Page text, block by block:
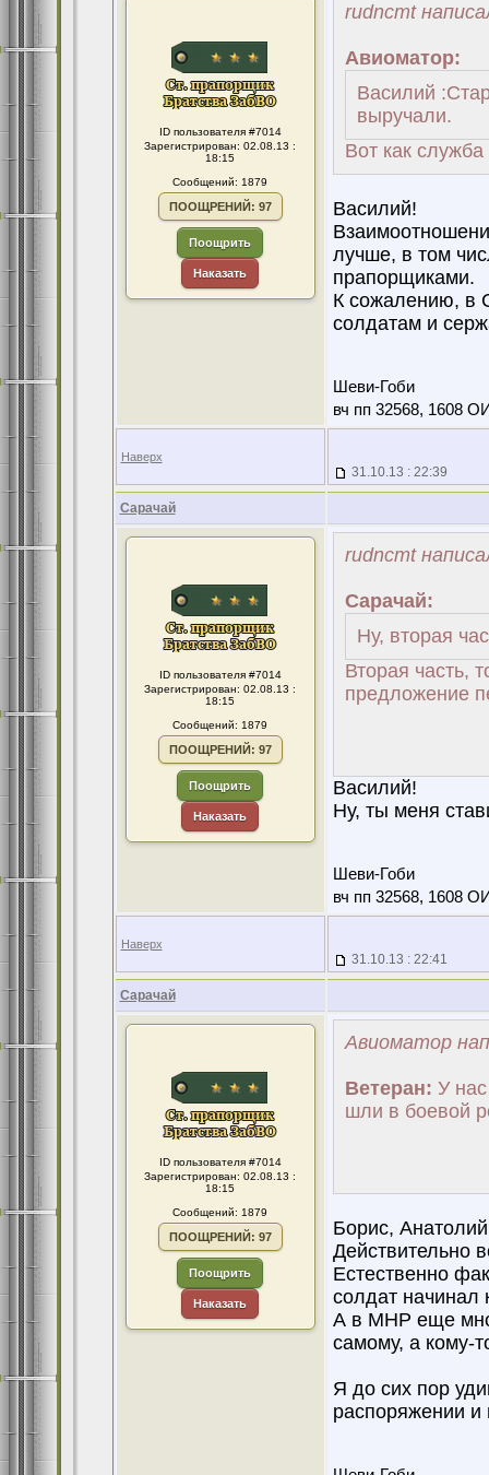
ID пользователя #7014
Зарегистрирован: 02.08.13 :
18:15
Сообщений: 1879
ПООЩРЕНИЙ: 97
Поощрить
Наказать
rudncmt
Авиоматор:
Василий
выручали.
Вот как
Василий!
лучше, в том
прапорщиками.
К сожалению, в
солдатам и
Шеви-Гоби
вч пп 32568, 1608
Наверх
31.10.13 : 22:39
Сарачай
ID пользователя #7014
Зарегистрирован: 02.08.13 :
18:15
Сообщений: 1879
ПООЩРЕНИЙ: 97
Поощрить
Наказать
rudncmt
Сарачай:
Ну, вторая
Вторая часть,
предложение
Василий!
Ну, ты меня
Шеви-Гоби
вч пп 32568, 1608
Наверх
31.10.13 : 22:41
Сарачай
ID пользователя #7014
Зарегистрирован: 02.08.13 :
18:15
Сообщений: 1879
ПООЩРЕНИЙ: 97
Поощрить
Наказать
Авиоматор
Ветеран: У
шли в боевой
Борис,
Действительно
Естественно
солдат начинал
А в МНР еще
самому, а кому-
Я до сих пор
распоряжении и